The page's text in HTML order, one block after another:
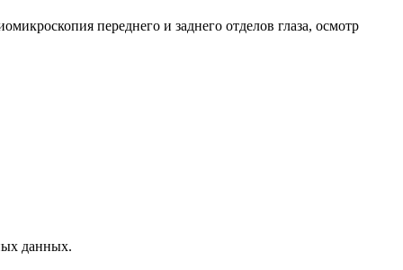
переднего и заднего отделов глаза, осмотр
данных.